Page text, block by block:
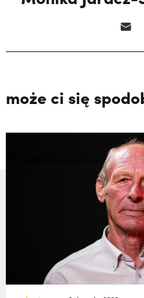
może ci się